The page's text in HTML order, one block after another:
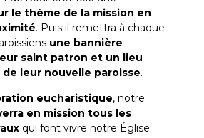
le thème de la mission en
. Puis il remettra à chaque
une bannière
saint patron et un lieu
leur nouvelle paroisse.
eucharistique, notre
en mission tous les
qui font vivre notre Église